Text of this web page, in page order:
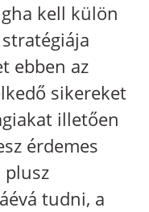
kell külön
ebben az
sikereket
illetően
érdemes
plusz
tudni, a